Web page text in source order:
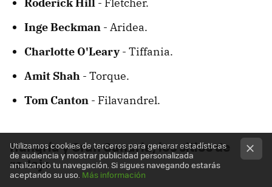
Inge Beckman - Aridea.
Charlotte O'Leary- Tiffania.
Amit Shah - Torque.
Tom Canton - Filavandrel.
Hungría y Gran Canaria, los sitios de
rodaje
Utilizamos cookies de terceros para generar estadísticas
de audiencia y mostrar publicidad personalizada
analizando tu navegación. Si sigues navegando estarás
aceptando su uso. Más información